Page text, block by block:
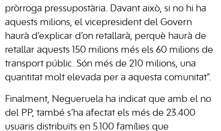
pròrroga pressupostària. Davant això, si no hi ha
aquests milions, el vicepresident del Govern
haurà d’explicar d’on retallarà, perquè haurà de
retallar aquests 150 milions més els 60 milions de
transport públic. Són més de 210 milions, una
quantitat molt elevada per a aquesta comunitat”.
Finalment, Negueruela ha indicat que amb el no
del PP, també s’ha afectat els més de 23.400
usuaris distribuïts en 5.100 famílies que